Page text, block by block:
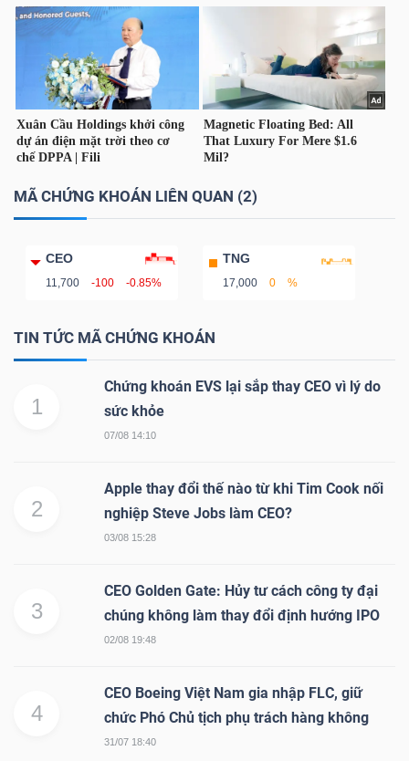
MÃ CHỨNG KHOÁN LIÊN QUAN (2)
CEO
11,700 -100 -0.85%
TNG
17,000 0 %
TIN TỨC MÃ CHỨNG KHOÁN
1
Chứng khoán EVS lại sắp thay CEO vì lý do
sức khỏe
07/08 14:10
2
Apple thay đổi thế nào từ khi Tim Cook nối
nghiệp Steve Jobs làm CEO?
03/08 15:28
3
CEO Golden Gate: Hủy tư cách công ty đại
chúng không làm thay đổi định hướng IPO
02/08 19:48
4
CEO Boeing Việt Nam gia nhập FLC, giữ
chức Phó Chủ tịch phụ trách hàng không
31/07 18:40
Bài
viết
của
tác
giả
(-)
Báo
ngữ
Dịch
vụ
Đào